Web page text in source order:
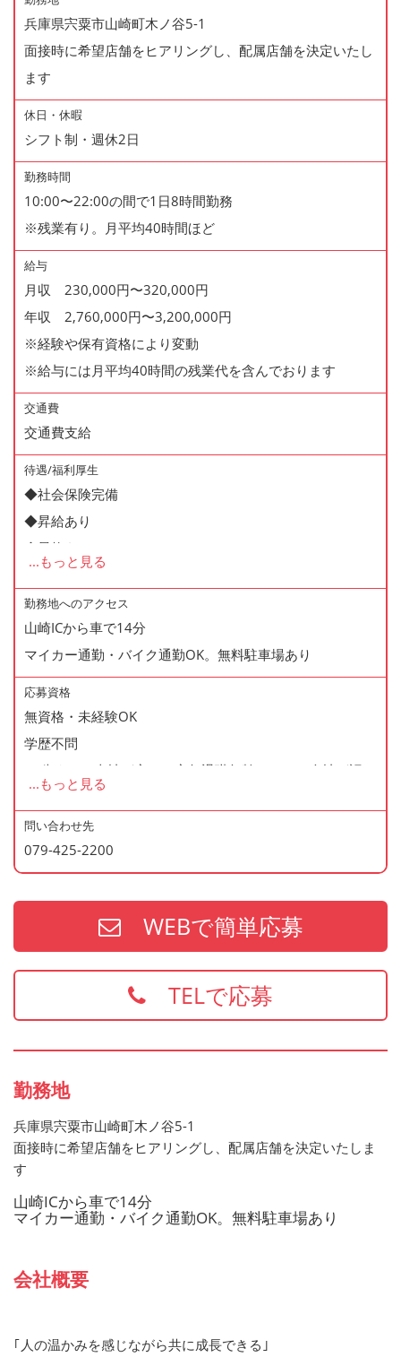
兵庫県宍粟市山崎町木ノ谷5-1
面接時に希望店舗をヒアリングし、配属店舗を決定いたし
ます
休日・休暇
シフト制・週休2日
勤務時間
10:00〜22:00の間で1日8時間勤務
※残業有り。月平均40時間ほど
給与
月収 230,000円〜320,000円
年収 2,760,000円〜3,200,000円
※経験や保有資格により変動
※給与には月平均40時間の残業代を含んでおります
交通費
交通費支給
待遇/福利厚生
◆社会保険完備
◆昇給あり
◆昇格あり
◆正社員登用制度あり
◆寸志あり
◆有給休暇あり
◆産休・育休あり
◆交通費支給
◆資格支援制度あり
◆マイカー通勤・バイク通勤OK
◆無料駐車場あり
◆まかない制度あり（1日1食・無料）
◆社内の表彰制度あり
◆再雇用制度あり
◆制服貸与
... もっと見る
勤務地へのアクセス
山崎ICから車で14分
マイカー通勤・バイク通勤OK。無料駐車場あり
応募資格
無資格・未経験OK
学歴不問
60歳まで（当社が定める定年退職年齢のため・会社が認め
た場合はこの限りではありません）
＜歓迎資格＞
・2年以上の勤務経験がある方
・調理師免許
※上記の資格、経験をお持ちの方は給与面などを優遇いた
... もっと見る
問い合わせ先
079-425-2200
WEBで簡単応募
TELで応募
勤務地
兵庫県宍粟市山崎町木ノ谷5-1
面接時に希望店舗をヒアリングし、配属店舗を決定いたしま
す
山崎ICから車で14分
マイカー通勤・バイク通勤OK。無料駐車場あり
会社概要
｢人の温かみを感じながら共に成長できる｣